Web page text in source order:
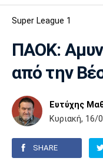
ΠΟΔΟΣΦΑΙΡΟ
AUTO-MOTO
Ποδόσφαιρο
Super League 1
Super League 2
Γ Εθνική
Ελλάδα
Μπάσκετ
Ελλάδα
Εθνική
EuroLeague
Ολυμπιακοί
Βόλεϊ
Πόλο
Ολυμπιακός
Παναθηναϊκός
Super League 1
ΠΑΟΚ:
από την
Ευτύχης
Κυριακή, 16/
SHARE